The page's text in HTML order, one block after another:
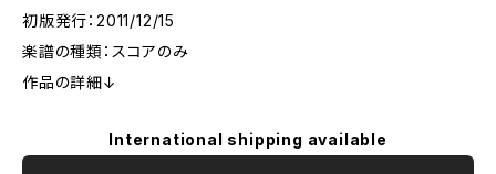
初版発行：2011/12/15
楽譜の種類：スコアのみ
作品の詳細↓
International shipping available